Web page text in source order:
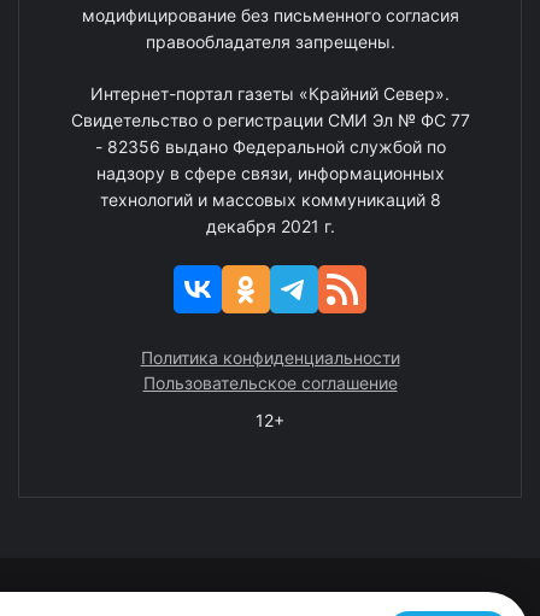
модифицирование без письменного согласия
правообладателя запрещены.
Интернет-портал газеты «Крайний Север».
Свидетельство о регистрации СМИ Эл № ФС 77
- 82356 выдано Федеральной службой по
надзору в сфере связи, информационных
технологий и массовых коммуникаций 8
декабря 2021 г.
Политика конфиденциальности
Пользовательское соглашение
12+